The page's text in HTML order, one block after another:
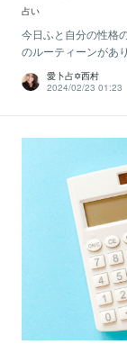
占い
今日ふと自分の性格
のルーティーンがあ
愛卜占✡西村
2024/02/23 01:23